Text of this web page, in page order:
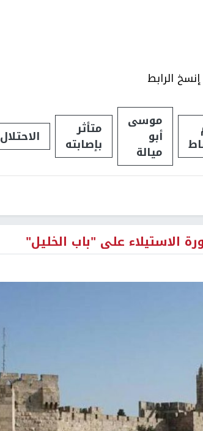
إنسخ الرابط
موسى
أبو
ميالة
متأثر
بإصابته الاحتلال
على "باب الخليل"